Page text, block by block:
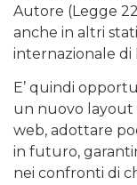
Autore (Legge 22
anche in altri
internazionale di
E’ quindi
un nuovo layout
web, adottare
in futuro,
nei confronti di